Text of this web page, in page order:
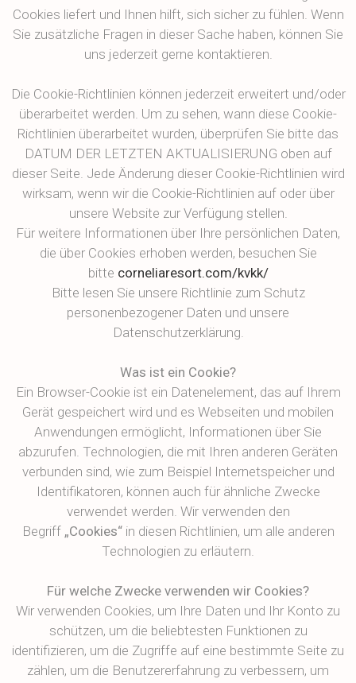
Cookies liefert und Ihnen hilft, sich sicher zu fühlen. Wenn
Sie zusätzliche Fragen in dieser Sache haben, können Sie
uns jederzeit gerne kontaktieren.
Die Cookie-Richtlinien können jederzeit erweitert und/oder
überarbeitet werden. Um zu sehen, wann diese Cookie-
Richtlinien überarbeitet wurden, überprüfen Sie bitte das
DATUM DER LETZTEN AKTUALISIERUNG oben auf
dieser Seite. Jede Änderung dieser Cookie-Richtlinien wird
wirksam, wenn wir die Cookie-Richtlinien auf oder über
unsere Website zur Verfügung stellen.
Für weitere Informationen über Ihre persönlichen Daten,
die über Cookies erhoben werden, besuchen Sie
bitte corneliaresort.com/kvkk/
Bitte lesen Sie unsere Richtlinie zum Schutz
personenbezogener Daten und unsere
Datenschutzerklärung.
Was ist ein Cookie?
Ein Browser-Cookie ist ein Datenelement, das auf Ihrem
Gerät gespeichert wird und es Webseiten und mobilen
Anwendungen ermöglicht, Informationen über Sie
abzurufen. Technologien, die mit Ihren anderen Geräten
verbunden sind, wie zum Beispiel Internetspeicher und
Identifikatoren, können auch für ähnliche Zwecke
verwendet werden. Wir verwenden den
Begriff „Cookies“in diesen Richtlinien, um alle anderen
Technologien zu erläutern.
Für welche Zwecke verwenden wir Cookies?
Wir verwenden Cookies, um Ihre Daten und Ihr Konto zu
schützen, um die beliebtesten Funktionen zu
identifizieren, um die Zugriffe auf eine bestimmte Seite zu
zählen, um die Benutzererfahrung zu verbessern, um